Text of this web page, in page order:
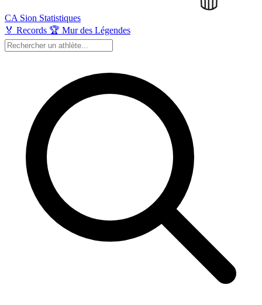
CA Sion Statistiques
🏅 Records 🏆 Mur des Légendes